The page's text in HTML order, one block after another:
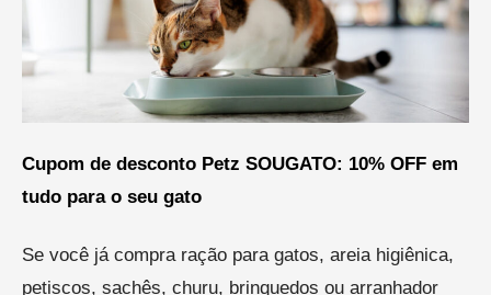
Cupom de desconto Petz SOUGATO: 10% OFF em
tudo para o seu gato
Se você já compra ração para gatos, areia higiênica,
petiscos, sachês, churu, brinquedos ou arranhador